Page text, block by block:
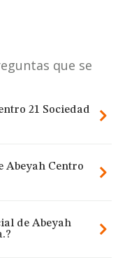
que se
21 Sociedad
Abeyah Centro
de Abeyah